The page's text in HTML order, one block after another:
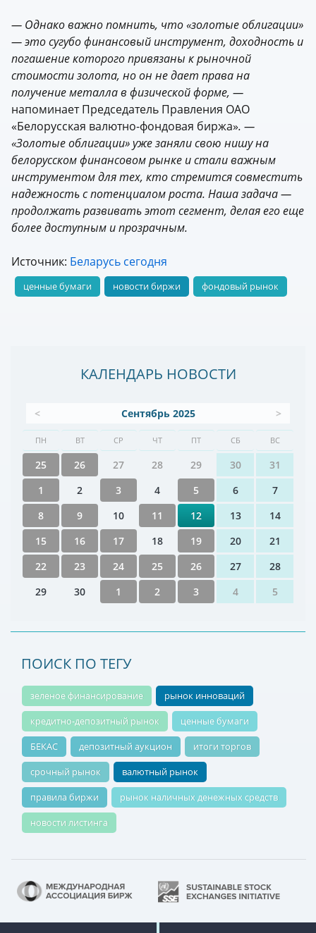
— Однако важно помнить, что «золотые облигации»
— это сугубо финансовый инструмент, доходность и
погашение которого привязаны к рыночной
стоимости золота, но он не дает права на
получение металла в физической форме, —
напоминает Председатель Правления ОАО
«Белорусская валютно-фондовая биржа». —
«Золотые облигации» уже заняли свою нишу на
белорусском финансовом рынке и стали важным
инструментом для тех, кто стремится совместить
надежность с потенциалом роста. Наша задача —
продолжать развивать этот сегмент, делая его еще
более доступным и прозрачным.
Источник: Беларусь сегодня
ценные бумаги новости биржи фондовый рынок
КАЛЕНДАРЬ НОВОСТИ
< Сентябрь 2025 >
ПН ВТ СР ЧТ ПТ СБ ВС
25 26 27 28 29 30
31
1
2 3 4 5 6
7
8
9 10 11 12 13
14
15
16 17 18 19 20
21
22
23 24 25 26 27
28
29
30 1 2 3 4 5
ПОИСК ПО ТЕГУ
зеленое финансирование
рынок инноваций
кредитно-депозитный рынок
ценные бумаги
БЕКАС
депозитный аукцион
итоги торгов
срочный рынок
валютный рынок
правила биржи
рынок наличных денежных средств
новости листинга